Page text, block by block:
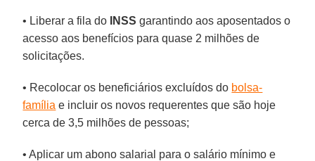
• Liberar a fila do INSS garantindo aos aposentados o
acesso aos benefícios para quase 2 milhões de
solicitações.
• Recolocar os beneficiários excluídos do bolsa-
família e incluir os novos requerentes que são hoje
cerca de 3,5 milhões de pessoas;
• Aplicar um abono salarial para o salário mínimo e